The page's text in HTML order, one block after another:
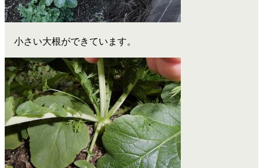
小さい大根ができています。